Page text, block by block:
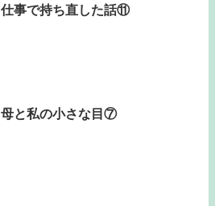
仕事で持ち直した話⑪
母と私の小さな目⑦